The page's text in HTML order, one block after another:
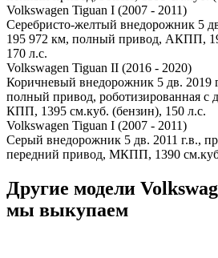
Volkswagen Tiguan I (2007 - 2011)
Серебристо-желтый внедорожник 5
195 972 км, полный привод, АКПП,
170 л.с.
Volkswagen Tiguan II (2016 - 2020)
Коричневый внедорожник 5 дв. 2019
полный привод, роботизированная с
КПП, 1395 см.куб. (бензин), 150 л.с.
Volkswagen Tiguan I (2007 - 2011)
Серый внедорожник 5 дв. 2011 г.в.,
передний привод, МКПП, 1390
Другие модели
мы выкупаем